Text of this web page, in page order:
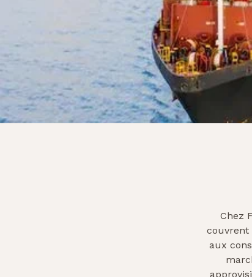
Chez
couvrent
aux